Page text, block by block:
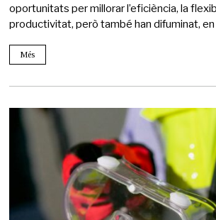
oportunitats per millorar l’eficiència, la
productivitat, però també han difuminat,
Més